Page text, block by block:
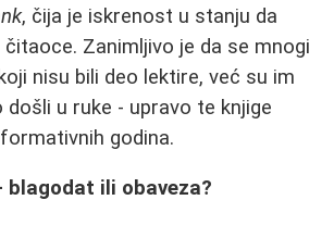
, čija je iskrenost u stanju da
Zanimljivo je da se mnogi
nisu bili deo lektire, već su im
u ruke - upravo te knjige
godina.
blagodat ili obaveza?